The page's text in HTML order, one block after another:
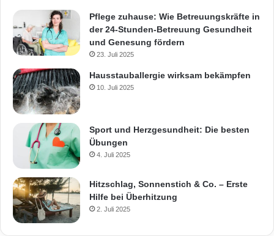
Pflege zuhause: Wie Betreuungskräfte in
der 24-Stunden-Betreuung Gesundheit
und Genesung fördern
23. Juli 2025
Hausstauballergie wirksam bekämpfen
10. Juli 2025
Sport und Herzgesundheit: Die besten
Übungen
4. Juli 2025
Hitzschlag, Sonnenstich & Co. – Erste
Hilfe bei Überhitzung
2. Juli 2025